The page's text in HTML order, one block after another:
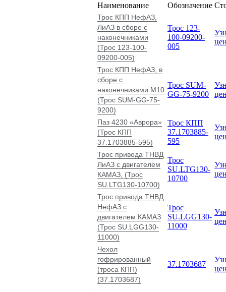
Наименование
Обозначение
Трос КПП НефАЗ,
ЛиАЗ в сборе с
наконечниками
(Трос 123-100-
09200-005)
Трос 123-
100-09200-
005
Трос КПП НефАЗ, в
сборе с
наконечниками М10
(Трос SUM-GG-75-
9200)
Трос SUM-
GG-75-9200
Паз 4230 «Аврора»
(Трос КПП
37.1703885-595)
Трос КПП
37.1703885-
595
Трос привода ТНВД
ЛиАЗ с двигателем
КАМАЗ, (Трос
SU.LTG130-10700)
Трос
SU.LTG130-
10700
Трос привода ТНВД
НефАЗ с
двигателем КАМАЗ
(Трос SU.LGG130-
11000)
Трос
SU.LGG130-
11000
Чехол
гофрированный
(троса КПП)
(37.1703687)
37.1703687